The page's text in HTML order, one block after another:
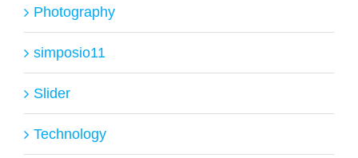
Photography
simposio11
Slider
Technology